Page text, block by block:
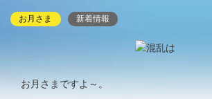
お月さま 新着情報
お月さまですよ～。